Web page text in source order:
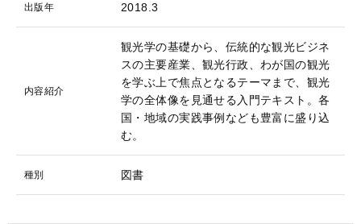
出版年 2018.3
内容紹介
観光学の基礎から、伝統的な観光ビジネ
スの主要産業、観光行政、わが国の観光
を学ぶ上で焦点となるテーマまで、観光
学の全体像を見通せる入門テキスト。各
国・地域の実践事例なども豊富に盛り込
む。
種別 図書